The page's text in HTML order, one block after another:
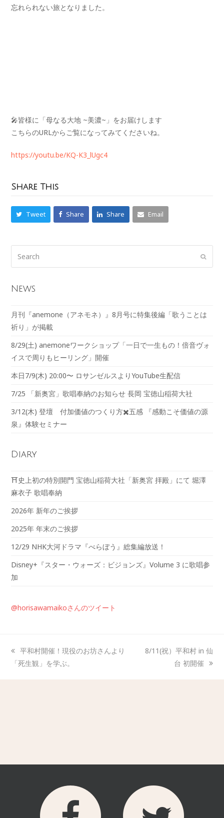
忘れられない旅となりました。
🎤皆様に「母なる大地 ~美濃~」をお届けします
こちらのURLからご覧になってみてくださいね。
https://youtu.be/KQ-K3_lUgc4
Share This
Tweet Share Share Email
News
月刊『anemone（アネモネ）』8月号に特集後編「歌うことは
祈り」が掲載
8/29(土) anemoneワークショップ「一日で一生もの！倍音ヴォ
イスで周りもヒーリング」開催
本日7/9(木) 20:00〜 ロサンゼルスよりYouTube生配信
7/25 「新奥宮」歌唱奉納のお知らせ 長岡 宝徳山稲荷大社
3/12(木) 登壇 付加価値のつくり方✖️五感 『感動こそ価値の源
泉』体験セミナー
Diary
⛩️史上初の特別開門 宝徳山稲荷大社「新奥宮 拝殿」にて 堀澤
麻衣子 歌唱奉納
2026年 新年のご挨拶
2025年 年末のご挨拶
12/29 NHK大河ドラマ『べらぼう』総集編放送！
Disney+『スター・ウォーズ：ビジョンズ』Volume 3 に歌唱参
加
@horisawamaikoさんのツイート
平和村開催！現役のお坊さんより
「死生観」を学ぶ。
8/11(祝）平和村 in 仙
台 初開催